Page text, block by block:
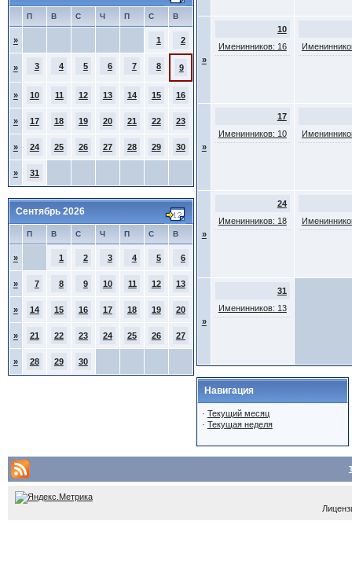
П В С Ч П С В
» 1 2
» 3 4 5 6 7 8 9
» 10 11 12 13 14 15 16
» 17 18 19 20 21 22 23
» 24 25 26 27 28 29 30
» 31
Сентябрь 2026
П В С Ч П С В
» 1 2 3 4 5 6
» 7 8 9 10 11 12 13
» 14 15 16 17 18 19 20
» 21 22 23 24 25 26 27
» 28 29 30
»
10
Именинников: 16
»
17
Именинников: 10
»
24
Именинников: 18
»
31
Именинников: 13
Навигация
· Текущий месяц
· Текущая неделя